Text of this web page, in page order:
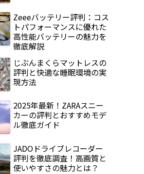
Zeeeバッテリー評判：コス
トパフォーマンスに優れた
高性能バッテリーの魅力を
徹底解説
じぶんまくらマットレスの
評判と快適な睡眠環境の実
現方法
2025年最新！ZARAスニー
カーの評判とおすすめモデ
ル徹底ガイド
JADOドライブレコーダー
評判を徹底調査！高画質と
使いやすさの魅力とは？